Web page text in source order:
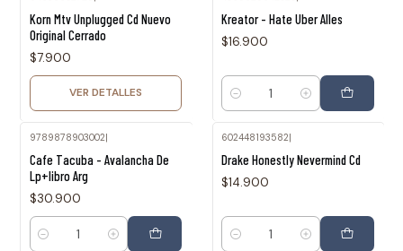
Korn Mtv Unplugged Cd Nuevo
Original Cerrado
$7.900
VER DETALLES
Kreator - Hate Uber Alles
$16.900
Cantidad
9789878903002|
Cafe Tacuba - Avalancha De
Lp+libro Arg
$30.900
Cantidad
602448193582
Drake Honestly Nevermind Cd
$14.900
Cantidad